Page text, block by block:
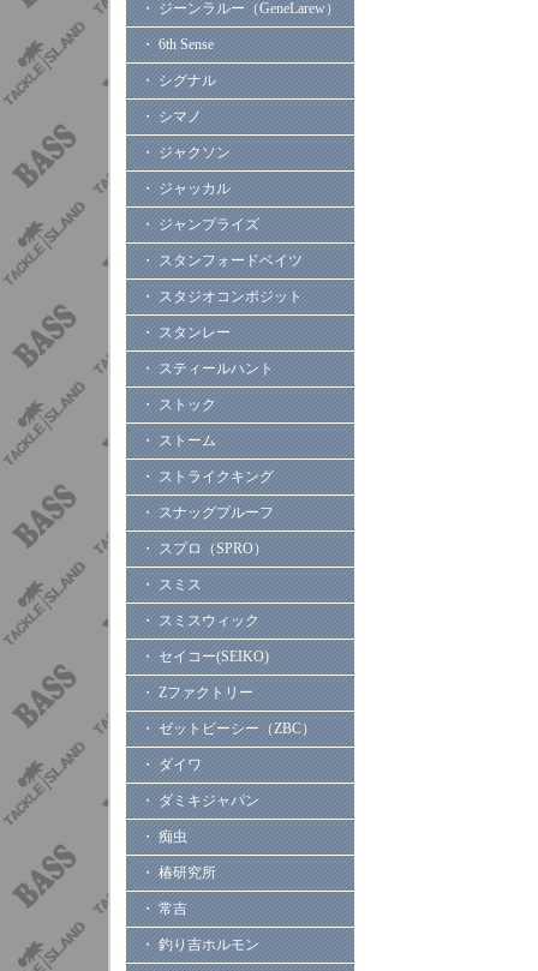
・ ジーンラルー（GeneLarew）
・ 6th Sense
・ シグナル
・ シマノ
・ ジャクソン
・ ジャッカル
・ ジャンプライズ
・ スタンフォードベイツ
・ スタジオコンポジット
・ スタンレー
・ スティールハント
・ ストック
・ ストーム
・ ストライクキング
・ スナッグプルーフ
・ スプロ（SPRO）
・ スミス
・ スミスウィック
・ セイコー(SEIKO)
・ Zファクトリー
・ ゼットビーシー（ZBC）
・ ダイワ
・ ダミキジャパン
・ 痴虫
・ 椿研究所
・ 常吉
・ 釣り吉ホルモン